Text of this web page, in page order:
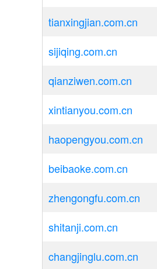
tianxingjian.com.cn
sijiqing.com.cn
qianziwen.com.cn
xintianyou.com.cn
haopengyou.com.cn
beibaoke.com.cn
zhengongfu.com.cn
shitanji.com.cn
changjinglu.com.cn